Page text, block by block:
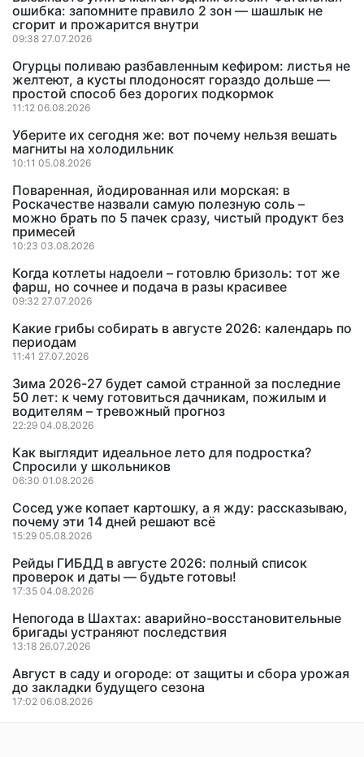
ошибка: запомните правило 2 зон — шашлык не
сгорит и прожарится внутри
09:38 27.07.2026
Огурцы поливаю разбавленным кефиром: листья не
желтеют, а кусты плодоносят гораздо дольше —
простой способ без дорогих подкормок
11:12 06.08.2026
Уберите их сегодня же: вот почему нельзя вешать
магниты на холодильник
10:11 05.08.2026
Поваренная, йодированная или морская: в
Роскачестве назвали самую полезную соль –
можно брать по 5 пачек сразу, чистый продукт без
примесей
10:23 03.08.2026
Когда котлеты надоели – готовлю бризоль: тот же
фарш, но сочнее и подача в разы красивее
09:32 27.07.2026
Какие грибы собирать в августе 2026: календарь по
периодам
11:41 27.07.2026
Зима 2026-27 будет самой странной за последние
50 лет: к чему готовиться дачникам, пожилым и
водителям – тревожный прогноз
22:29 04.08.2026
Как выглядит идеальное лето для подростка?
Спросили у школьников
06:30 01.08.2026
Сосед уже копает картошку, а я жду: рассказываю,
почему эти 14 дней решают всё
15:29 05.08.2026
Рейды ГИБДД в августе 2026: полный список
проверок и даты — будьте готовы!
17:35 04.08.2026
Непогода в Шахтах: аварийно-восстановительные
бригады устраняют последствия
13:18 26.07.2026
Август в саду и огороде: от защиты и сбора урожая
до закладки будущего сезона
17:02 06.08.2026